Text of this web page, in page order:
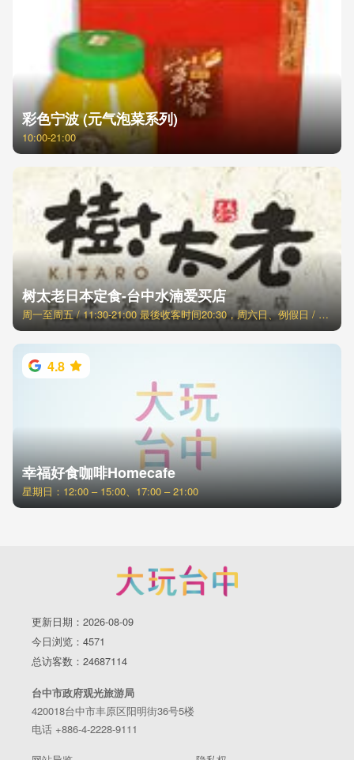
彩色宁波 (元气泡菜系列)
10:00-21:00
树太老日本定食-台中水湳爱买店
周一至周五 / 11:30-21:00 最後收客时间20:30，周六日、例假日 / 11:00-21:30 最後收客时间21:00
4.8
幸福好食咖啡Homecafe
星期日：12:00 – 15:00、17:00 – 21:00
更新日期：2026-08-09
今日浏览：4571
总访客数：24687114
台中市政府观光旅游局
420018台中市丰原区阳明街36号5楼
电话 +886-4-2228-9111